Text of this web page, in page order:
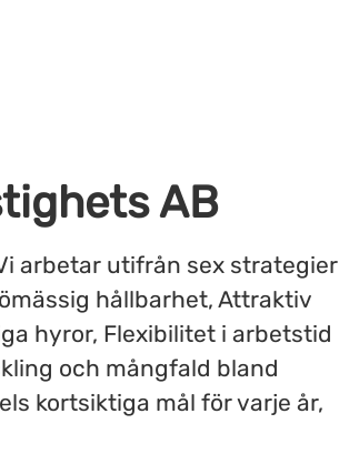
AB
arbetar utifrån sex strategier
hållbarhet, Attraktiv
hyror, Flexibilitet i arbetstid
och mångfald bland
kortsiktiga mål för varje år,